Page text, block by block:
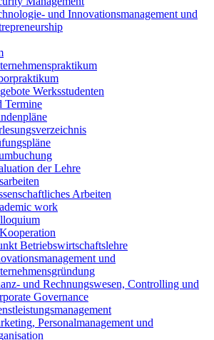
und Innovationsmanagement und
Werksstudenten
Termine
der Lehre
Arbeiten
work
Betriebswirtschaftslehre
und
und Rechnungswesen, Controlling und
Governance
Personalmanagement und